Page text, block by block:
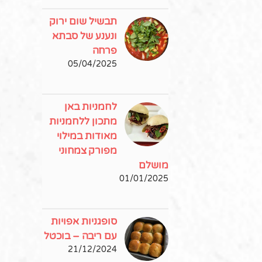
תבשיל שום ירוק
ונענע של סבתא
פרחה
05/04/2025
לחמניות באן
מתכון ללחמניות
מאודות במילוי
מפורק צמחוני
מושלם
01/01/2025
סופגניות אפויות
עם ריבה – בוכטל
21/12/2024